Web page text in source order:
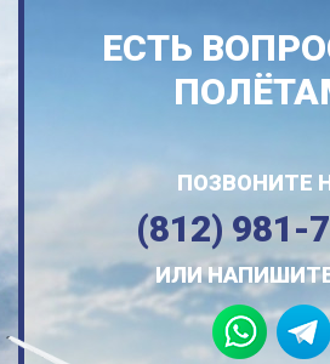
ЕСТЬ
ПОЗВОНИТЕ
(812) 981-
ИЛИ